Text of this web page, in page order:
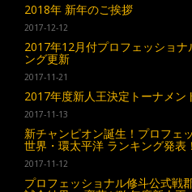
2018年 新年のご挨拶
2017-12-12
2017年12月付プロフェッショ
ング更新
2017-11-21
2017年度新人王決定トーナメン
2017-11-13
新チャンピオン誕生！プロフェ
世界・環太平洋 ランキング発表！
2017-11-12
プロフェッショナル修斗公式戦